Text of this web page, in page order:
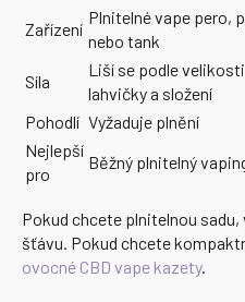
Zařízení
Plnitelné vape pero,
nebo tank
Síla
Liší se podle velikosti
lahvičky a složení
Pohodlí Vyžaduje plnění
Nejlepší
pro
Běžný plnitelný
Pokud chcete plnitelnou
šťávu. Pokud chcete
ovocné CBD vape kazety.